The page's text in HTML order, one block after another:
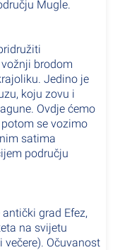
Mugle.
brodom
Jedino je
koju zovu i
Ovdje ćemo
se vozimo
satima
području
grad Efez,
na svijetu
Očuvanost